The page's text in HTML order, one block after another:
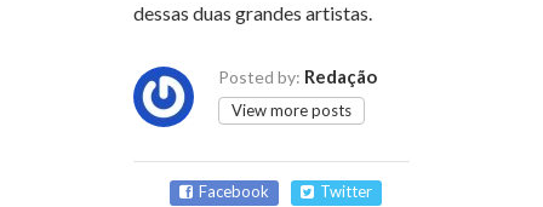
dessas duas grandes artistas.
Posted by: Redação
View more posts
Facebook Twitter